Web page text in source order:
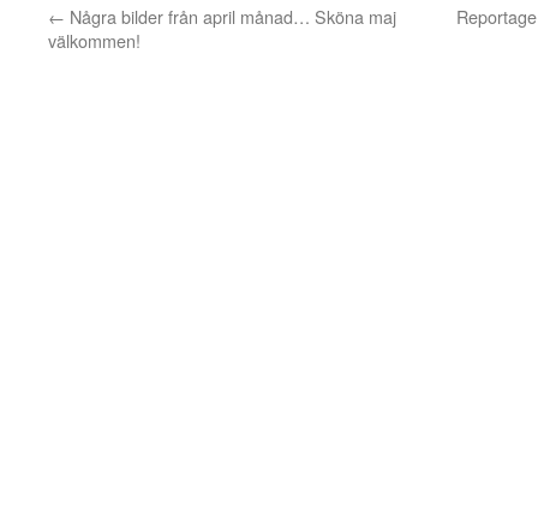
← Några bilder från april månad… Sköna maj
välkommen!